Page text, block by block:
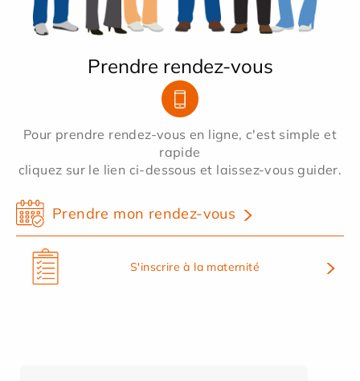
Prendre rendez-vous
Pour prendre rendez-vous en ligne, c'est simple et
rapide
cliquez sur le lien ci-dessous et laissez-vous guider.
Prendre mon rendez-vous
S'inscrire à la maternité